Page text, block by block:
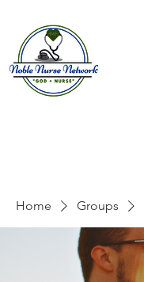
Home Groups